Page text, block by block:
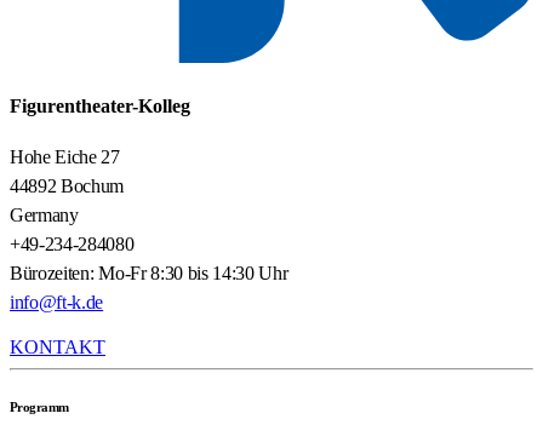
Figurentheater-Kolleg
Hohe Eiche 27
44892 Bochum
Germany
+49-234-284080
Bürozeiten: Mo-Fr 8:30 bis 14:30 Uhr
info@ft-k.de
KONTAKT
Programm